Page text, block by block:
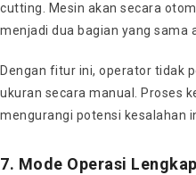
cutting. Mesin akan secara
menjadi dua bagian yang sama
Dengan fitur ini, operator tidak
ukuran secara manual. Proses
mengurangi potensi kesalahan
7. Mode Operasi Lengkap